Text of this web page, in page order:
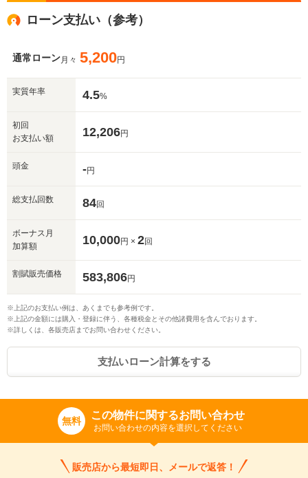
ローン支払い（参考）
通常ローン月々 5,200円
実質年率 4.5%
初回
お支払い額
12,206円
頭金 -円
総支払回数 84回
ボーナス月
加算額
10,000円 × 2回
割賦販売価格 583,806円
※上記のお支払い例は、あくまでも参考例です。
※上記の金額には購入・登録に伴う、各種税金とその他諸費用を含んでおります。
※詳しくは、各販売店までお問い合わせください。
支払いローン計算をする
無料 この物件に関するお問い合わせ
お問い合わせの内容を選択してください
販売店から最短即日、メールで返答！
入力途中の情報を保存しますか？
いいえ はい